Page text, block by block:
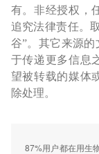
有。非经授权，
追究法律责任。
谷”。其它来源
于传递更多信息
望被转载的媒体
除处理。
87%用户都在用生